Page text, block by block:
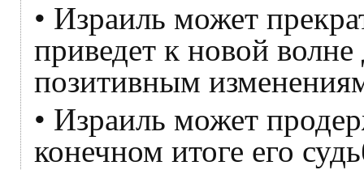
• Израиль может
приведет к новой
позитивным
• Израиль может
конечном итоге его